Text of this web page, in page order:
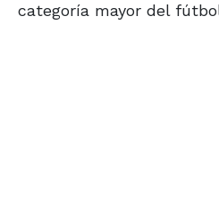
categoría mayor del